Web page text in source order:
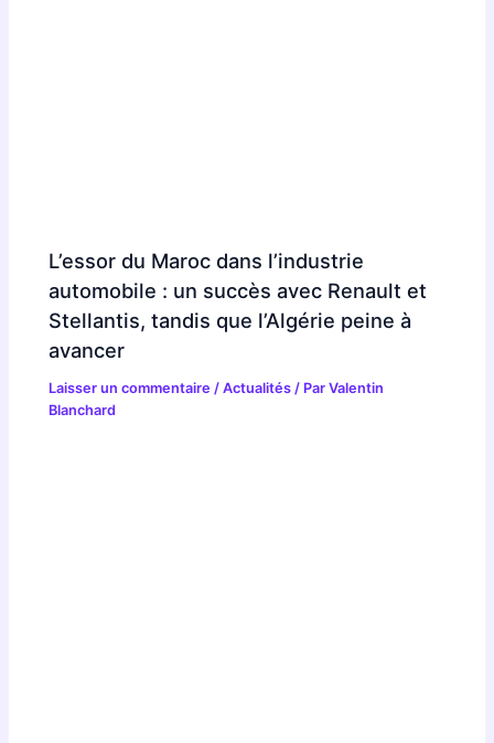
L’essor du Maroc dans l’industrie
automobile : un succès avec Renault et
Stellantis, tandis que l’Algérie peine à
avancer
Laisser un commentaire /Actualités / ParValentin
Blanchard